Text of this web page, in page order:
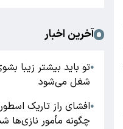
آخرین اخبار
●تو باید بیشتر زیبا
شغل می‌شود
●افشای راز تاریک
چگونه مأمور نازی‌ها